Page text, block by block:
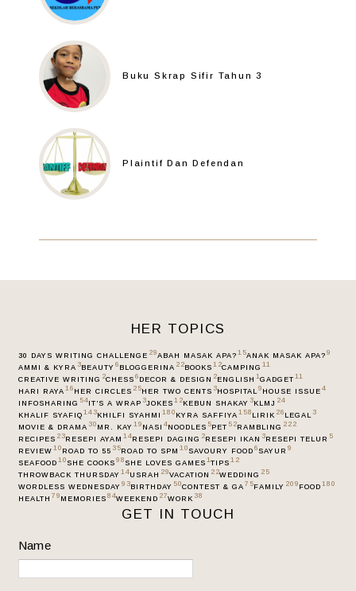
Buku Skrap Sifir Tahun 3
Plaintif Dan Defendan
HER TOPICS
30 DAYS WRITING CHALLENGE 29ABAH MASAK APA? 15ANAK MASAK APA? 9
AMMI & KYRA 3BEAUTY 6 BLOGGERINA 22BOOKS 12CAMPING 11
CREATIVE WRITING 2CHESS 6 DECOR & DESIGN 2ENGLISH 1GADGET 11
HARI RAYA 16 HER CIRCLES 25HER TWO CENTS 3HOSPITAL 9 HOUSE ISSUE 4
INFOSHARING 54IT’S A WRAP 3JOKES 12KEBUN SHAKAY 3KLMJ 24
KHALIF SYAFIQ 143KHILFI SYAHMI 180 KYRA SAFFIYA 158 LIRIK 26 LEGAL 3
MOVIE & DRAMA 30 MR. KAY 19 NASI 4NOODLES 5PET 52RAMBLING 222
RECIPES 23RESEPI AYAM 14RESEPI DAGING 2RESEPI IKAN 3RESEPI TELUR 5
REVIEW 10 ROAD TO 55 35ROAD TO SPM 10 SAVOURY FOOD 6 SAYUR 9
SEAFOOD 10 SHE COOKS 98 SHE LOVES GAMES 1TIPS 12
THROWBACK THURSDAY 14USRAH 29VACATION 22WEDDING 25
WORDLESS WEDNESDAY 93BIRTHDAY 50CONTEST & GA 75FAMILY 209 FOOD 180
HEALTH 79 MEMORIES 84WEEKEND 27WORK 38
GET IN TOUCH
Name